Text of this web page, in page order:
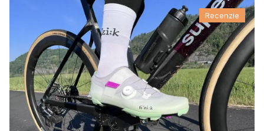
Recenzie